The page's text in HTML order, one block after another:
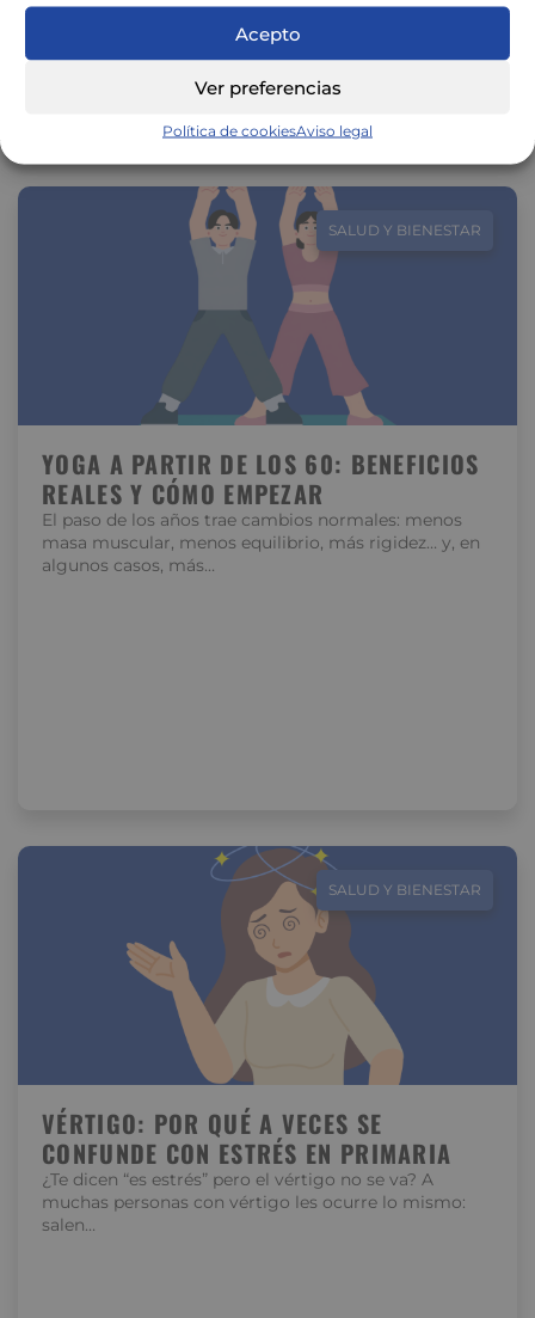
Acepto
Ver preferencias
Política de cookiesAviso legal
SALUD Y BIENESTAR
YOGA A PARTIR DE LOS 60: BENEFICIOS
REALES Y CÓMO EMPEZAR
El paso de los años trae cambios normales: menos
masa muscular, menos equilibrio, más rigidez… y, en
algunos casos, más…
SALUD Y BIENESTAR
VÉRTIGO: POR QUÉ A VECES SE
CONFUNDE CON ESTRÉS EN PRIMARIA
¿Te dicen “es estrés” pero el vértigo no se va? A
muchas personas con vértigo les ocurre lo mismo:
salen…